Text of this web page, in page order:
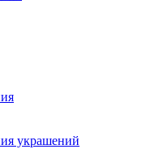
украшений